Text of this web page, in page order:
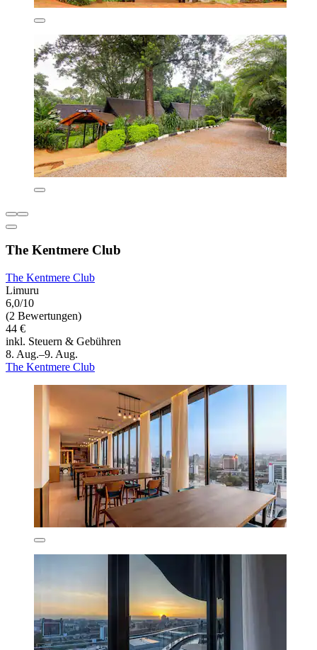
The Kentmere Club
The Kentmere Club
Limuru
6,0/10
(2 Bewertungen)
44 €
inkl. Steuern & Gebühren
8. Aug.–9. Aug.
The Kentmere Club